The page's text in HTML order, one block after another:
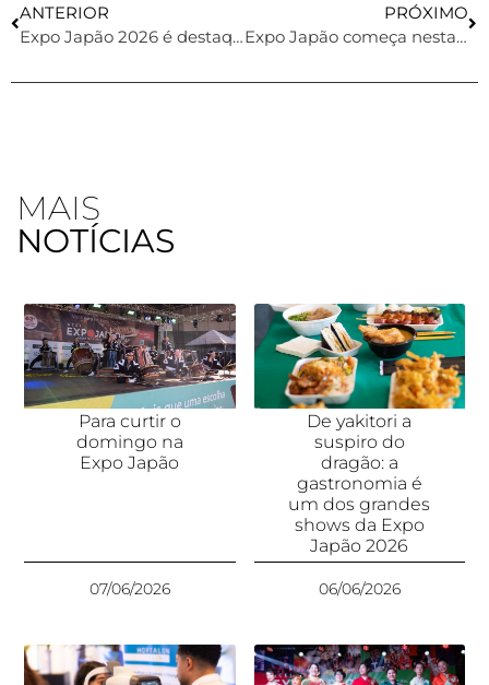
ANTERIOR
Expo Japão 2026 é destaque na sessão da Câmara de Londrina
PRÓXIMO
Expo Japão começa nesta quarta com muita dança, shows e gastronomia
MAIS
NOTÍCIAS
Para curtir o
domingo na
Expo Japão
07/06/2026
De yakitori a
suspiro do
dragão: a
gastronomia é
um dos grandes
shows da Expo
Japão 2026
06/06/2026